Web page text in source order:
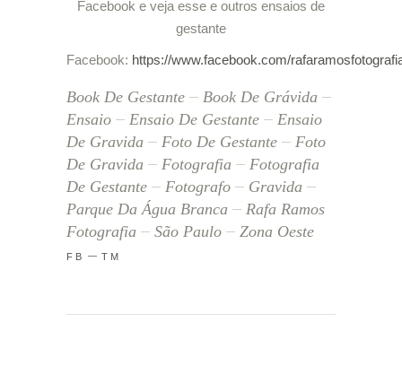
Facebook e veja esse e outros ensaios de
gestante
Facebook: https://www.facebook.com/
Book De Gestante
Book De Grávida
Ensaio
Ensaio De Gestante
Ensaio
De Gravida
Foto De Gestante
Foto
De Gravida
Fotografia
Fotografia
De Gestante
Fotografo
Gravida
Parque Da Água Branca
Rafa Ramos
Fotografia
São Paulo Zona Oeste
FB TM